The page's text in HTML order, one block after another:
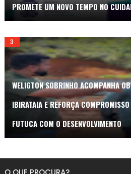
PROMETE UM NOVO TEMPO NO
WELIGTON SOBRINHO ACOMPANHA
IBIRATAIA E REFORÇA
FUTUCA COM O DESENVOLVIMENTO